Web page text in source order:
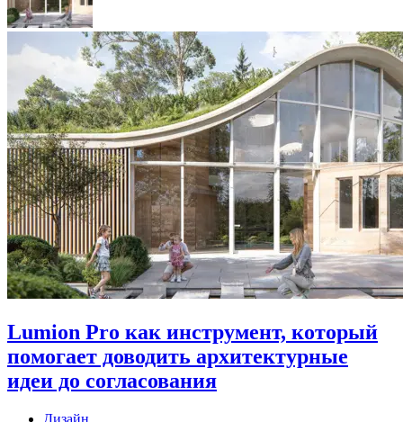
Lumion Pro как инструмент, который
помогает доводить архитектурные
идеи до согласования
Дизайн